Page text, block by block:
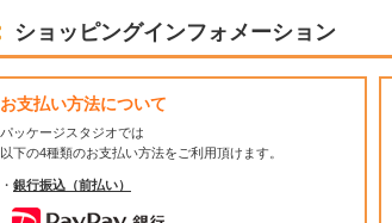
ショッピングインフォメーション
お支払い方法について
パッケージスタジオでは
以下の4種類のお支払い方法をご利用頂けます。
・ 銀行振込（前払い）